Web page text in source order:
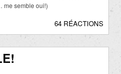
me semble oui!)
64 RÉACTIONS